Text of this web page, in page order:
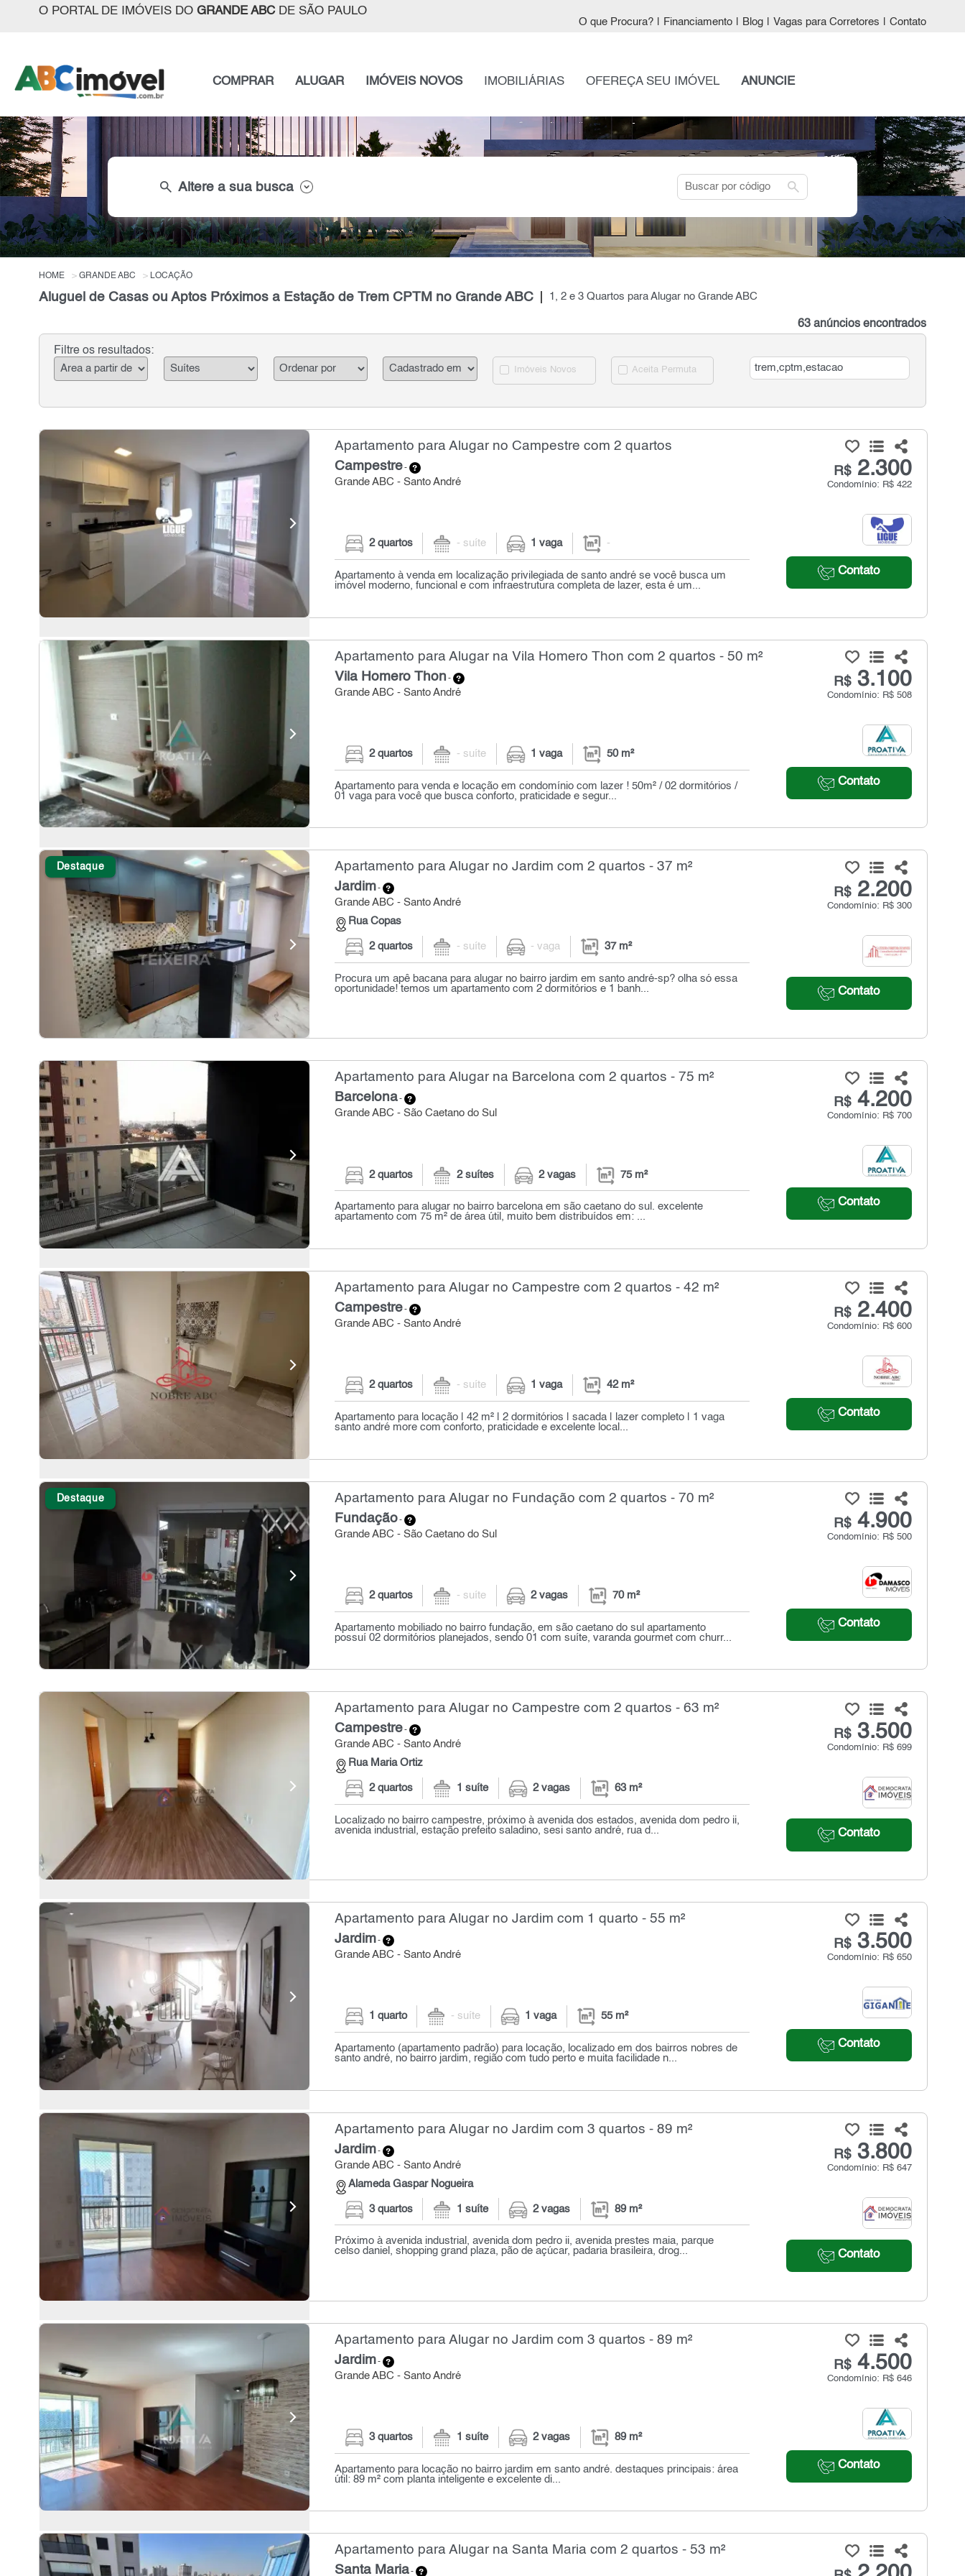
O PORTAL DE IMÓVEIS DO GRANDE ABCDE SÃO PAULO
O que Procura? Financiamento Blog Vagas para Corretores Contato
COMPRAR ALUGAR IMÓVEIS NOVOS IMOBILIÁRIAS OFEREÇA SEU IMÓVEL ANUNCIE
search Altere a sua busca search
HOME GRANDE ABC LOCAÇÃO
Aluguel de Casas ou Aptos Próximos a Estação de Trem CPTM no Grande ABC 1, 2 e 3 Quartos para Alugar no Grande ABC
63 anúncios encontrados
Filtre os resultados:
Imóveis Novos Aceita Permuta
Apartamento para Alugar no Campestre com 2 quartos
Campestre-
Grande ABC - Santo André
R$2.300
Condomínio: R$ 422
Contato
2 quartos - suíte 1 vaga -
Apartamento à venda em localização privilegiada de santo andré se você busca um
imóvel moderno, funcional e com infraestrutura completa de lazer, esta é um...
Apartamento para Alugar na Vila Homero Thon com 2 quartos - 50 m²
Vila Homero Thon -
Grande ABC - Santo André
R$3.100
Condomínio: R$ 508
Contato
2 quartos - suíte 1 vaga 50 m²
Apartamento para venda e locação em condomínio com lazer ! 50m² / 02 dormitórios /
01 vaga para você que busca conforto, praticidade e segur...
Destaque Apartamento para Alugar no Jardim com 2 quartos - 37 m²
Jardim-
Grande ABC - Santo André
Rua Copas
R$2.200
Condomínio: R$ 300
Contato
2 quartos - suíte - vaga 37 m²
Procura um apê bacana para alugar no bairro jardim em santo andré-sp? olha só essa
oportunidade! temos um apartamento com 2 dormitórios e 1 banh...
Apartamento para Alugar na Barcelona com 2 quartos - 75 m²
Barcelona-
Grande ABC - São Caetano do Sul
R$4.200
Condomínio: R$ 700
Contato
2 quartos 2 suítes 2 vagas 75 m²
Apartamento para alugar no bairro barcelona em são caetano do sul. excelente
apartamento com 75 m² de área útil, muito bem distribuídos em: ...
Apartamento para Alugar no Campestre com 2 quartos - 42 m²
Campestre-
Grande ABC - Santo André
R$2.400
Condomínio: R$ 600
Contato
2 quartos - suíte 1 vaga 42 m²
Apartamento para locação | 42 m² | 2 dormitórios | sacada | lazer completo | 1 vaga
santo andré more com conforto, praticidade e excelente local...
Destaque Apartamento para Alugar no Fundação com 2 quartos - 70 m²
Fundação-
Grande ABC - São Caetano do Sul
R$4.900
Condomínio: R$ 500
Contato
2 quartos - suíte 2 vagas 70 m²
Apartamento mobiliado no bairro fundação, em são caetano do sul apartamento
possuí 02 dormitórios planejados, sendo 01 com suíte, varanda gourmet com churr...
Apartamento para Alugar no Campestre com 2 quartos - 63 m²
Campestre-
Grande ABC - Santo André
Rua Maria Ortiz
R$3.500
Condomínio: R$ 699
Contato
2 quartos 1 suíte 2 vagas 63 m²
Localizado no bairro campestre, próximo à avenida dos estados, avenida dom pedro ii,
avenida industrial, estação prefeito saladino, sesi santo andré, rua d...
Apartamento para Alugar no Jardim com 1 quarto - 55 m²
Jardim-
Grande ABC - Santo André
R$3.500
Condomínio: R$ 650
Contato
1 quarto - suíte 1 vaga 55 m²
Apartamento (apartamento padrão) para locação, localizado em dos bairros nobres de
santo andré, no bairro jardim, região com tudo perto e muita facilidade n...
Apartamento para Alugar no Jardim com 3 quartos - 89 m²
Jardim-
Grande ABC - Santo André
Alameda Gaspar Nogueira
R$3.800
Condomínio: R$ 647
Contato
3 quartos 1 suíte 2 vagas 89 m²
Próximo à avenida industrial, avenida dom pedro ii, avenida prestes maia, parque
celso daniel, shopping grand plaza, pão de açúcar, padaria brasileira, drog...
Apartamento para Alugar no Jardim com 3 quartos - 89 m²
Jardim-
Grande ABC - Santo André
R$4.500
Condomínio: R$ 646
Contato
3 quartos 1 suíte 2 vagas 89 m²
Apartamento para locação no bairro jardim em santo andré. destaques principais: área
útil: 89 m² com planta inteligente e excelente di...
Apartamento para Alugar na Santa Maria com 2 quartos - 53 m²
Santa Maria-